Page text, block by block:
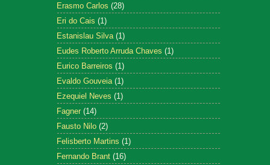
Erasmo Carlos (28)
Eri do Cais (1)
Estanislau Silva (1)
Eudes Roberto Arruda Chaves (1)
Eurico Barreiros (1)
Evaldo Gouveia (1)
Ezequiel Neves (1)
Fagner (14)
Fausto Nilo (2)
Felisberto Martins (1)
Fernando Brant (16)